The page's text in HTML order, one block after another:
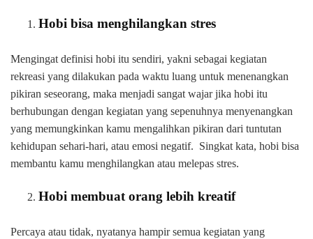
Hobi bisa menghilangkan stres
Mengingat definisi hobi itu sendiri, yakni sebagai kegiatan
rekreasi yang dilakukan pada waktu luang untuk menenangkan
pikiran seseorang, maka menjadi sangat wajar jika hobi itu
berhubungan dengan kegiatan yang sepenuhnya menyenangkan
yang memungkinkan kamu mengalihkan pikiran dari tuntutan
kehidupan sehari-hari, atau emosi negatif. Singkat kata, hobi bisa
membantu kamu menghilangkan atau melepas stres.
Hobi membuat orang lebih kreatif
Percaya atau tidak, nyatanya hampir semua kegiatan yang